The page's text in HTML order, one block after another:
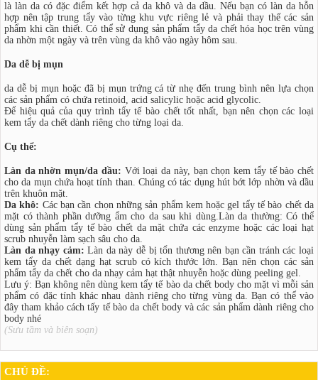
là làn da có đặc điểm kết hợp cả da khô và da dầu. Nếu bạn có làn da hỗn
hợp nên tập trung tẩy vào từng khu vực riêng lẻ và phải thay thế các sản
phẩm khi cần thiết. Có thể sử dụng sản phẩm tẩy da chết hóa học trên vùng
da nhờn một ngày và trên vùng da khô vào ngày hôm sau.
Da dễ bị mụn
da dễ bị mụn hoặc đã bị mụn trứng cá từ nhẹ đến trung bình nên lựa chọn
các sản phẩm có chứa retinoid, acid salicylic hoặc acid glycolic.
Để hiệu quả của quy trình tẩy tế bào chết tốt nhất, bạn nên chọn các loại
kem tẩy da chết dành riêng cho từng loại da.
Cụ thể:
Làn da nhờn mụn/da dầu: Với loại da này, bạn chọn kem tẩy tế bào chết
cho da mụn chứa hoạt tính than. Chúng có tác dụng hút bớt lớp nhờn và dầu
trên khuôn mặt.
Da khô: Các bạn cần chọn những sản phẩm kem hoặc gel tẩy tế bào chết da
mặt có thành phần dưỡng ẩm cho da sau khi dùng.Làn da thường: Có thể
dùng sản phẩm tẩy tế bào chết da mặt chứa các enzyme hoặc các loại hạt
scrub nhuyễn làm sạch sâu cho da.
Làn da nhạy cảm: Làn da này dễ bị tổn thương nên bạn cần tránh các loại
kem tẩy da chết dạng hạt scrub có kích thước lớn. Bạn nên chọn các sản
phẩm tẩy da chết cho da nhạy cảm hạt thật nhuyễn hoặc dùng peeling gel.
Lưu ý: Bạn không nên dùng kem tẩy tế bào da chết body cho mặt vì mỗi sản
phẩm có đặc tính khác nhau dành riêng cho từng vùng da. Bạn có thể vào
đây tham khảo cách tấy tế bào da chết body và các sản phẩm dành riêng cho
body nhé
(Sưu tầm và biên soạn)
CHỦ ĐỀ: